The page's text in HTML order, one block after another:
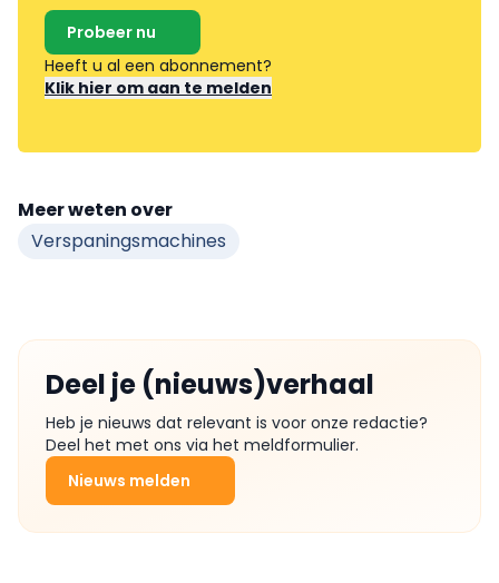
Probeer nu
Heeft u al een abonnement?
Klik hier om aan te melden
Meer weten over
Verspaningsmachines
Deel je (nieuws)verhaal
Heb je nieuws dat relevant is voor onze redactie?
Deel het met ons via het meldformulier.
Nieuws melden